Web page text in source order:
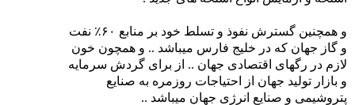
و همچنین گسترش نفوذ و تسلط خود بر منابع ۶۰٪ نفت
و گاز جهان که در خلیج فارس میباشد .. و همچون خون
لازم در رگهای اقتصادی جهان .. از برای گردش سرمایه
و بازار تولید جهان از احتیاجات روزمره به صنایع
پتروشیمی و صنایع انرژی جهان میباشد ..